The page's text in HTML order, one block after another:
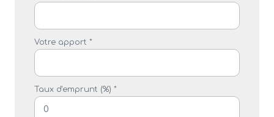
Votre apport *
Taux d'emprunt (%) *